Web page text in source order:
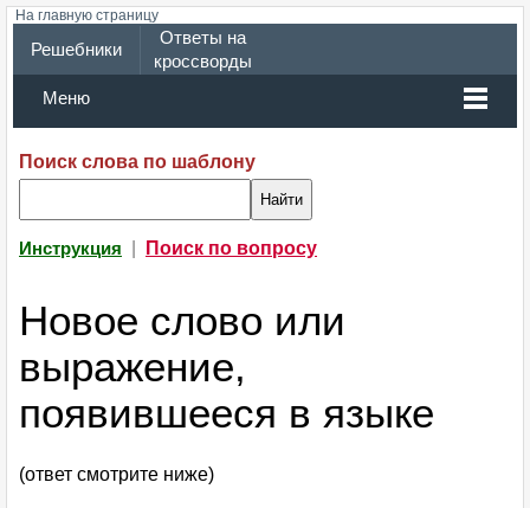
На главную страницу
Решебники
Ответы на
кроссворды
Меню
Поиск слова по шаблону
Инструкция Поиск по вопросу
Новое слово или
выражение,
появившееся в языке
(ответ смотрите ниже)